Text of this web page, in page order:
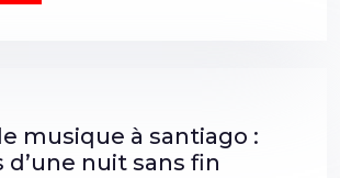
musique à santiago :
d’une nuit sans fin